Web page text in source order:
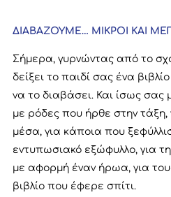
ΔΙΑΒΑΖΟΥΜΕ… ΜΙΚΡΟΙ ΚΑΙ
Σήμερα, γυρνώντας από το
δείξει το παιδί σας ένα
να το διαβάσει. Και ίσως σας
με ρόδες που ήρθε στην τάξη,
μέσα, για κάποια που
εντυπωσιακό εξώφυλλο, για
με αφορμή έναν ήρωα, για
βιβλίο που έφερε σπίτι.